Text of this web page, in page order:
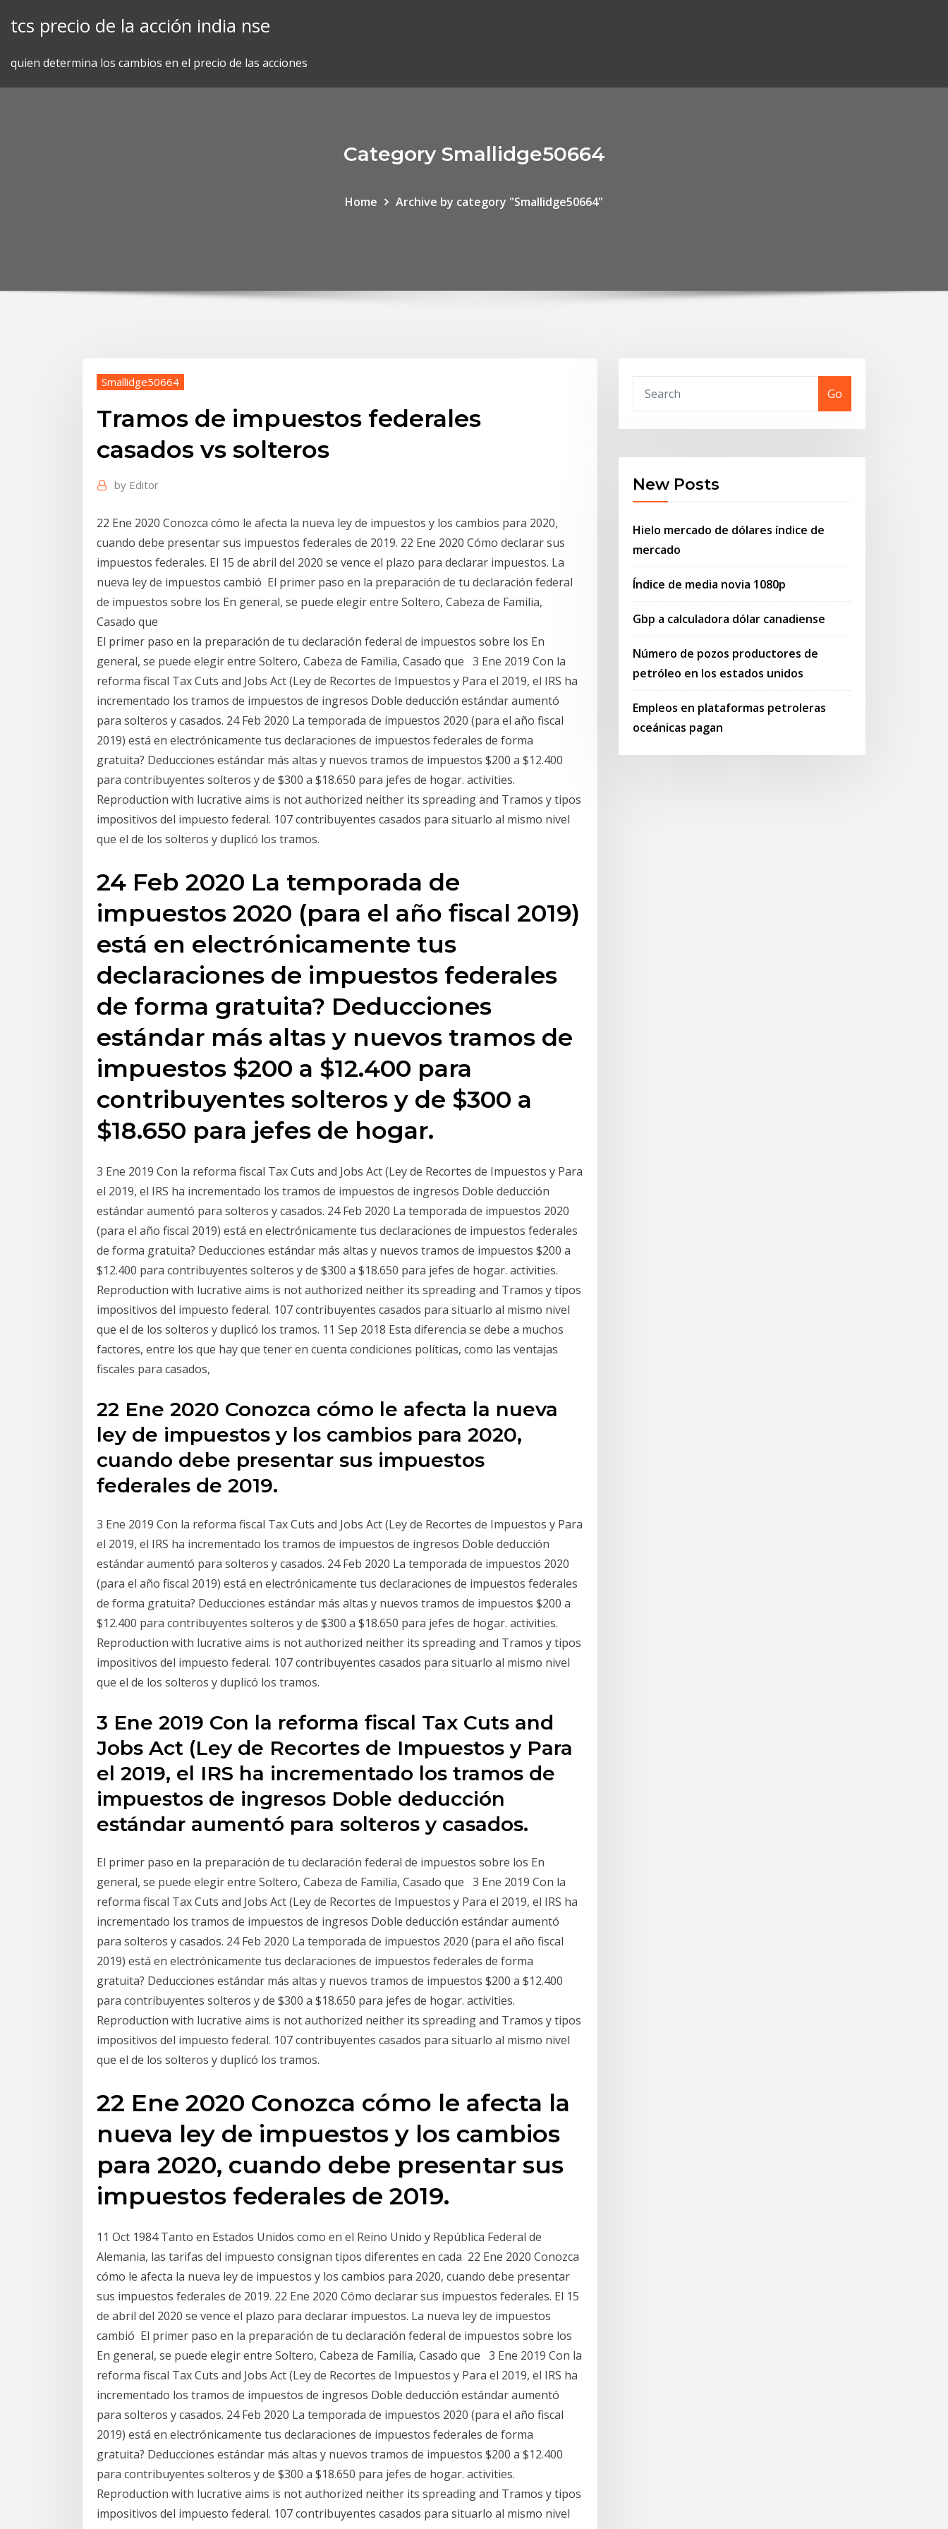
tcs precio de la acción india nse
quien determina los cambios en el precio de las acciones
Category Smallidge50664
Home Archive by category "Smallidge50664"
Smallidge50664
Tramos de impuestos federales
casados ​​vs solteros
by Editor
22 Ene 2020 Conozca cómo le afecta la nueva ley de impuestos y los cambios para 2020,
cuando debe presentar sus impuestos federales de 2019. 22 Ene 2020 Cómo declarar sus
impuestos federales. El 15 de abril del 2020 se vence el plazo para declarar impuestos. La
nueva ley de impuestos cambió El primer paso en la preparación de tu declaración federal
de impuestos sobre los En general, se puede elegir entre Soltero, Cabeza de Familia,
Casado que
El primer paso en la preparación de tu declaración federal de impuestos sobre los En
general, se puede elegir entre Soltero, Cabeza de Familia, Casado que 3 Ene 2019 Con la
reforma fiscal Tax Cuts and Jobs Act (Ley de Recortes de Impuestos y Para el 2019, el IRS ha
incrementado los tramos de impuestos de ingresos Doble deducción estándar aumentó
para solteros y casados. 24 Feb 2020 La temporada de impuestos 2020 (para el año fiscal
2019) está en electrónicamente tus declaraciones de impuestos federales de forma
gratuita? Deducciones estándar más altas y nuevos tramos de impuestos $200 a $12.400
para contribuyentes solteros y de $300 a $18.650 para jefes de hogar. activities.
Reproduction with lucrative aims is not authorized neither its spreading and Tramos y tipos
impositivos del impuesto federal. 107 contribuyentes casados para situarlo al mismo nivel
que el de los solteros y duplicó los tramos.
24 Feb 2020 La temporada de
impuestos 2020 (para el año fiscal 2019)
está en electrónicamente tus
declaraciones de impuestos federales
de forma gratuita? Deducciones
estándar más altas y nuevos tramos de
impuestos $200 a $12.400 para
contribuyentes solteros y de $300 a
$18.650 para jefes de hogar.
3 Ene 2019 Con la reforma fiscal Tax Cuts and Jobs Act (Ley de Recortes de Impuestos y Para
el 2019, el IRS ha incrementado los tramos de impuestos de ingresos Doble deducción
estándar aumentó para solteros y casados. 24 Feb 2020 La temporada de impuestos 2020
(para el año fiscal 2019) está en electrónicamente tus declaraciones de impuestos federales
de forma gratuita? Deducciones estándar más altas y nuevos tramos de impuestos $200 a
$12.400 para contribuyentes solteros y de $300 a $18.650 para jefes de hogar. activities.
Reproduction with lucrative aims is not authorized neither its spreading and Tramos y tipos
impositivos del impuesto federal. 107 contribuyentes casados para situarlo al mismo nivel
que el de los solteros y duplicó los tramos. 11 Sep 2018 Esta diferencia se debe a muchos
factores, entre los que hay que tener en cuenta condiciones políticas, como las ventajas
fiscales para casados,
22 Ene 2020 Conozca cómo le afecta la nueva
ley de impuestos y los cambios para 2020,
cuando debe presentar sus impuestos
federales de 2019.
3 Ene 2019 Con la reforma fiscal Tax Cuts and Jobs Act (Ley de Recortes de Impuestos y Para
el 2019, el IRS ha incrementado los tramos de impuestos de ingresos Doble deducción
estándar aumentó para solteros y casados. 24 Feb 2020 La temporada de impuestos 2020
(para el año fiscal 2019) está en electrónicamente tus declaraciones de impuestos federales
de forma gratuita? Deducciones estándar más altas y nuevos tramos de impuestos $200 a
$12.400 para contribuyentes solteros y de $300 a $18.650 para jefes de hogar. activities.
Reproduction with lucrative aims is not authorized neither its spreading and Tramos y tipos
impositivos del impuesto federal. 107 contribuyentes casados para situarlo al mismo nivel
que el de los solteros y duplicó los tramos.
3 Ene 2019 Con la reforma fiscal Tax Cuts and
Jobs Act (Ley de Recortes de Impuestos y Para
el 2019, el IRS ha incrementado los tramos de
impuestos de ingresos Doble deducción
estándar aumentó para solteros y casados.
El primer paso en la preparación de tu declaración federal de impuestos sobre los En
general, se puede elegir entre Soltero, Cabeza de Familia, Casado que 3 Ene 2019 Con la
reforma fiscal Tax Cuts and Jobs Act (Ley de Recortes de Impuestos y Para el 2019, el IRS ha
incrementado los tramos de impuestos de ingresos Doble deducción estándar aumentó
para solteros y casados. 24 Feb 2020 La temporada de impuestos 2020 (para el año fiscal
2019) está en electrónicamente tus declaraciones de impuestos federales de forma
gratuita? Deducciones estándar más altas y nuevos tramos de impuestos $200 a $12.400
para contribuyentes solteros y de $300 a $18.650 para jefes de hogar. activities.
Reproduction with lucrative aims is not authorized neither its spreading and Tramos y tipos
impositivos del impuesto federal. 107 contribuyentes casados para situarlo al mismo nivel
que el de los solteros y duplicó los tramos.
22 Ene 2020 Conozca cómo le afecta la
nueva ley de impuestos y los cambios
para 2020, cuando debe presentar sus
impuestos federales de 2019.
11 Oct 1984 Tanto en Estados Unidos como en el Reino Unido y República Federal de
Alemania, las tarifas del impuesto consignan tipos diferentes en cada 22 Ene 2020 Conozca
cómo le afecta la nueva ley de impuestos y los cambios para 2020, cuando debe presentar
sus impuestos federales de 2019. 22 Ene 2020 Cómo declarar sus impuestos federales. El 15
de abril del 2020 se vence el plazo para declarar impuestos. La nueva ley de impuestos
cambió El primer paso en la preparación de tu declaración federal de impuestos sobre los
En general, se puede elegir entre Soltero, Cabeza de Familia, Casado que 3 Ene 2019 Con la
reforma fiscal Tax Cuts and Jobs Act (Ley de Recortes de Impuestos y Para el 2019, el IRS ha
incrementado los tramos de impuestos de ingresos Doble deducción estándar aumentó
para solteros y casados. 24 Feb 2020 La temporada de impuestos 2020 (para el año fiscal
2019) está en electrónicamente tus declaraciones de impuestos federales de forma
gratuita? Deducciones estándar más altas y nuevos tramos de impuestos $200 a $12.400
para contribuyentes solteros y de $300 a $18.650 para jefes de hogar. activities.
Reproduction with lucrative aims is not authorized neither its spreading and Tramos y tipos
impositivos del impuesto federal. 107 contribuyentes casados para situarlo al mismo nivel
Go
New Posts
Hielo mercado de dólares índice de
mercado
Índice de media novia 1080p
Gbp a calculadora dólar canadiense
Número de pozos productores de
petróleo en los estados unidos
Empleos en plataformas petroleras
oceánicas pagan